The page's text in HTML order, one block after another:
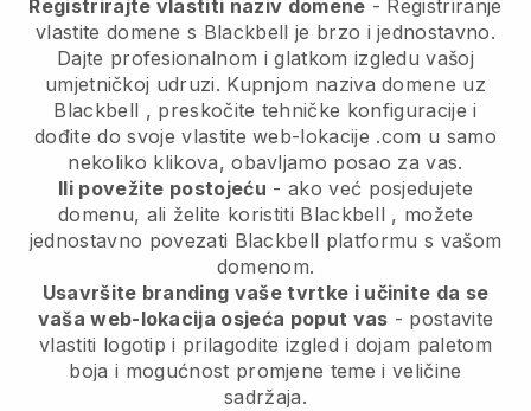
Registrirajte vlastiti naziv domene - Registriranje
vlastite domene s Blackbell je brzo i jednostavno.
Dajte profesionalnom i glatkom izgledu vašoj
umjetničkoj udruzi. Kupnjom naziva domene uz
Blackbell , preskočite tehničke konfiguracije i
dođite do svoje vlastite web-lokacije .com u samo
nekoliko klikova, obavljamo posao za vas.
Ili povežite postojeću - ako već posjedujete
domenu, ali želite koristiti Blackbell , možete
jednostavno povezati Blackbell platformu s vašom
domenom.
Usavršite branding vaše tvrtke i učinite da se
vaša web-lokacija osjeća poput vas - postavite
vlastiti logotip i prilagodite izgled i dojam paletom
boja i mogućnost promjene teme i veličine
sadržaja.